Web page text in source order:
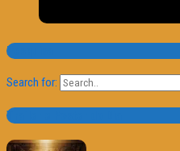
Pesquisa
Search for:
Trailer e Poster do Dia